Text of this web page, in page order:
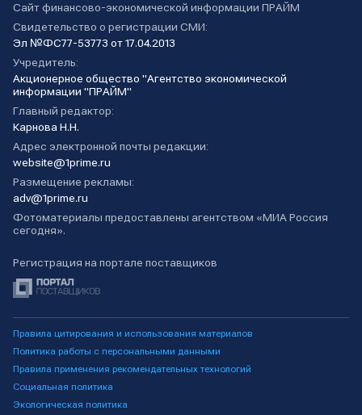
Сайт финансово-экономической информации ПРАЙМ
Свидетельство о регистрации СМИ:
Эл №ФС77-53773 от 17.04.2013
Учредитель:
Акционерное общество "Агентство экономической
информации "ПРАЙМ"
Главный редактор:
Карнова Н.Н.
Адрес электронной почты редакции:
website@1prime.ru
Размещение рекламы:
adv@1prime.ru
Фотоматериалы предоставлены агентством «МИА Россия
сегодня».
Регистрация на портале поставщиков
Правила цитирования и использования материалов
Политика работы с персональными данными
Правила применения рекомендательных технологий
Социальная политика
Экологическая политика